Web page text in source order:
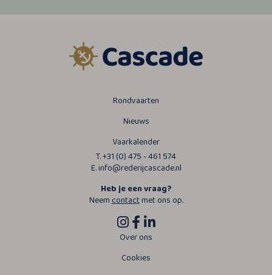
Rondvaarten
Nieuws
Vaarkalender
T. +31 (0) 475 - 461 574
E. info@rederijcascade.nl
Heb je een vraag?
Neemcontactmet ons op.
Over ons
Cookies